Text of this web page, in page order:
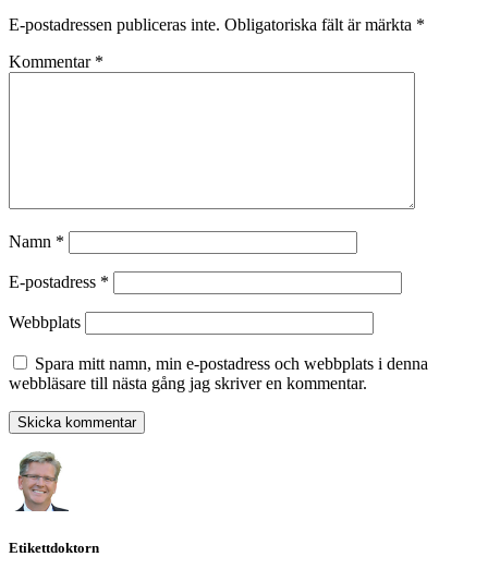
E-postadressen publiceras inte. Obligatoriska fält är märkta *
Kommentar *
Namn *
E-postadress *
Webbplats
Spara mitt namn, min e-postadress och webbplats i denna
webbläsare till nästa gång jag skriver en kommentar.
Etikettdoktorn